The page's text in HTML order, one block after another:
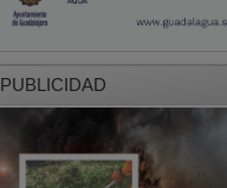
PUBLICIDAD